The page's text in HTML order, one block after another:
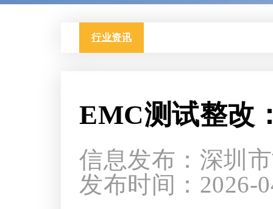
行业资讯
EMC测试整改
信息发布：深圳
发布时间：2026-